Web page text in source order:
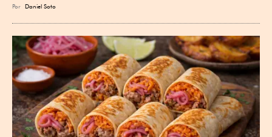
Por Daniel Soto